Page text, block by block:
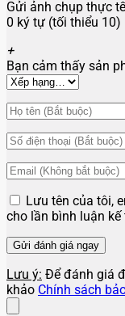
Gửi ảnh chụp thực tế
0 ký tự (tối thiểu 10)
+
Bạn cảm thấy sản
Lưu tên của tôi,
cho lần bình luận kế
Lưu ý: Để đánh giá
khảo Chính sách